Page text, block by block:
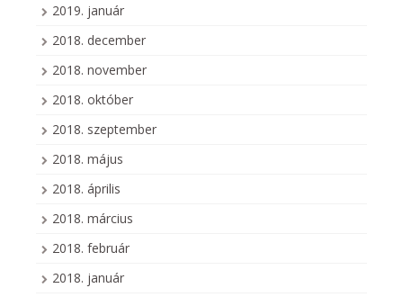
2019. január
2018. december
2018. november
2018. október
2018. szeptember
2018. május
2018. április
2018. március
2018. február
2018. január